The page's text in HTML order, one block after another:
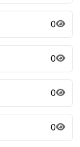
0
0
0
0